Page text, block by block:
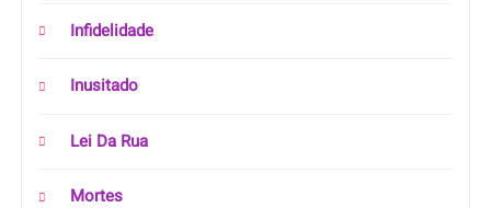
Infidelidade
Inusitado
Lei Da Rua
Mortes